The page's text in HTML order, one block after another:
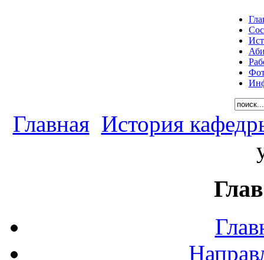
Главная История